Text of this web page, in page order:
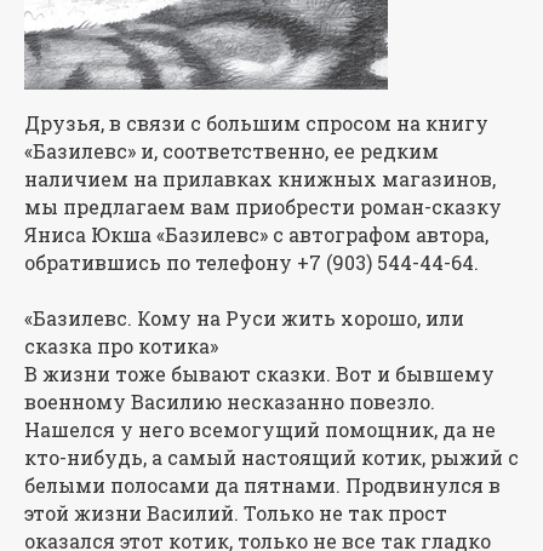
Друзья, в связи с большим спросом на книгу
«Базилевс» и, соответственно, ее редким
наличием на прилавках книжных магазинов,
мы предлагаем вам приобрести роман-сказку
Яниса Юкша «Базилевс» с автографом автора,
обратившись по телефону +7 (903) 544-44-64.
«Базилевс. Кому на Руси жить хорошо, или
сказка про котика»
В жизни тоже бывают сказки. Вот и бывшему
военному Василию несказанно повезло.
Нашелся у него всемогущий помощник, да не
кто-нибудь, а самый настоящий котик, рыжий с
белыми полосами да пятнами. Продвинулся в
этой жизни Василий. Только не так прост
оказался этот котик, только не все так гладко